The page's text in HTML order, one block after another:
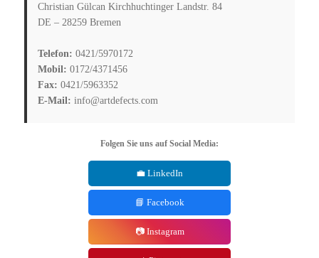
Christian Gülcan Kirchhuchtinger Landstr. 84
DE – 28259 Bremen
Telefon: 0421/5970172
Mobil: 0172/4371456
Fax: 0421/5963352
E-Mail: info@artdefects.com
Folgen Sie uns auf Social Media:
💼 LinkedIn
📘 Facebook
📷 Instagram